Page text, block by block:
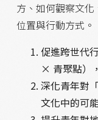
方、如何觀察文
位置與行動方式。
促進跨世代
× 青聚點）
深化青年對
文化中的可